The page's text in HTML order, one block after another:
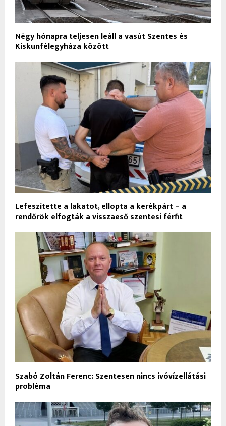
Négy hónapra teljesen leáll a vasút Szentes és
Kiskunfélegyháza között
Lefeszítette a lakatot, ellopta a kerékpárt – a
rendőrök elfogták a visszaeső szentesi férfit
Szabó Zoltán Ferenc: Szentesen nincs ivóvízellátási
probléma